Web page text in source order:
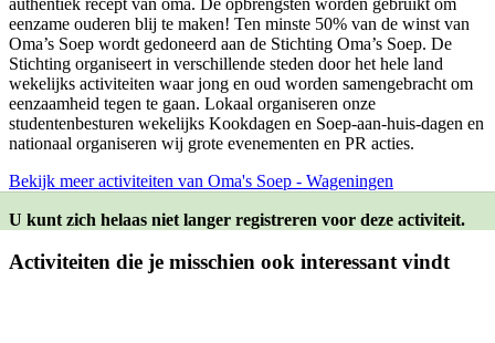
eenzame ouderen blij te maken! Ten minste 50% van de winst van
Oma’s Soep wordt gedoneerd aan de Stichting Oma’s Soep. De
Stichting organiseert in verschillende steden door het hele land
wekelijks activiteiten waar jong en oud worden samengebracht om
eenzaamheid tegen te gaan. Lokaal organiseren onze
studentenbesturen wekelijks Kookdagen en Soep-aan-huis-dagen en
nationaal organiseren wij grote evenementen en PR acties.
Bekijk meer activiteiten van Oma's Soep - Wageningen
U kunt zich helaas niet langer registreren voor deze activiteit.
Activiteiten die je misschien ook interessant vindt